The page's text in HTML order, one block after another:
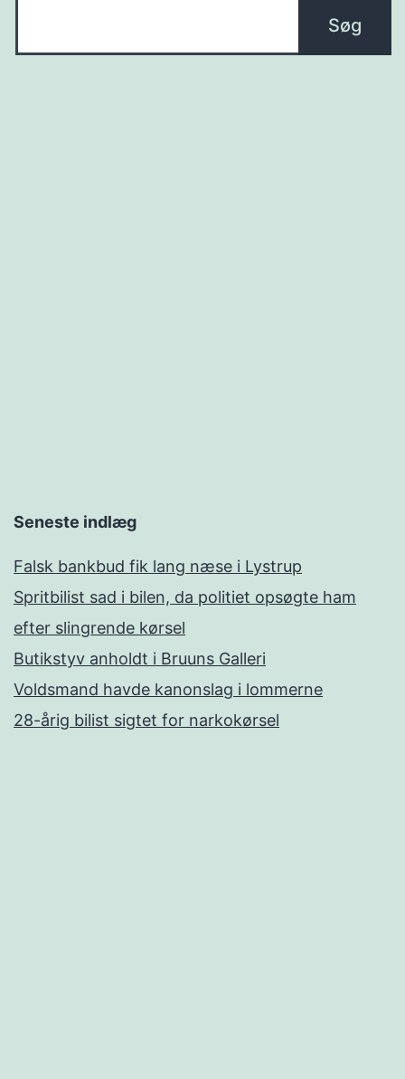
Seneste indlæg
Falsk bankbud fik lang næse i Lystrup
Spritbilist sad i bilen, da politiet opsøgte ham
efter slingrende kørsel
Butikstyv anholdt i Bruuns Galleri
Voldsmand havde kanonslag i lommerne
28-årig bilist sigtet for narkokørsel